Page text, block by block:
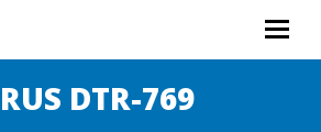
DTR-769